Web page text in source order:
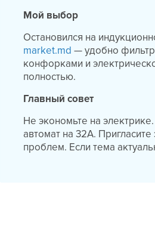
Мой выбор
Остановился на
market.md — удобно
конфорками и
полностью.
Главный совет
Не экономьте на
автомат на 32А.
проблем. Если тема